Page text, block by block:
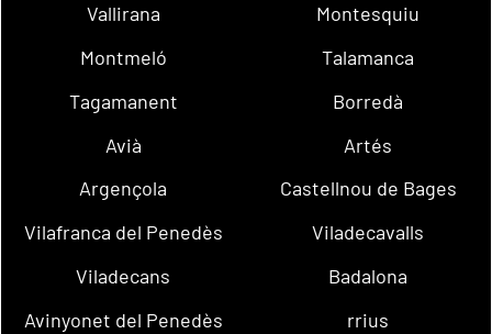
Vallirana
Montesquiu
Montmeló
Talamanca
Tagamanent
Borredà
Avià
Artés
Argençola
Castellnou de Bages
Vilafranca del Penedès
Viladecavalls
Viladecans
Badalona
Avinyonet del Penedès
rrius